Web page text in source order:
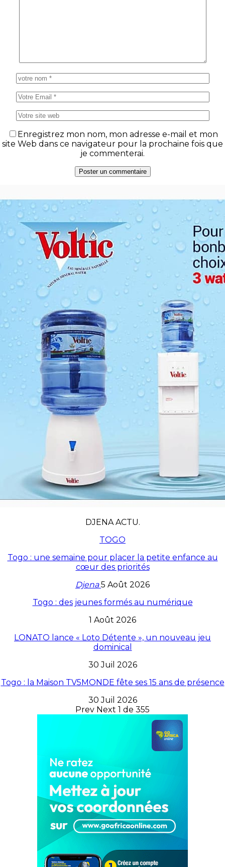
Enregistrez mon nom, mon adresse e-mail et mon
site Web dans ce navigateur pour la prochaine fois que
je commenterai.
DJENA ACTU.
TOGO
Togo : une semaine pour placer la petite enfance au
cœur des priorités
Djena5 Août 2026
Togo : des jeunes formés au numérique
1 Août 2026
LONATO lance « Loto Détente », un nouveau jeu
dominical
30 Juil 2026
Togo : la Maison TV5MONDE fête ses 15 ans de présence
30 Juil 2026
Prev Next 1 de 355